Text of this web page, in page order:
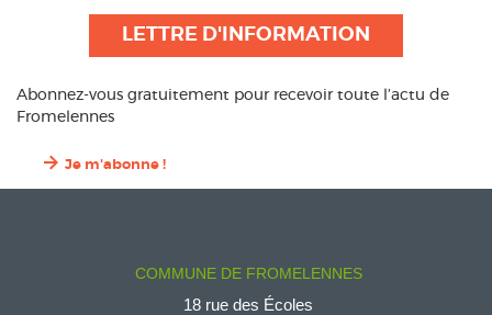
LETTRE D'INFORMATION
Abonnez-vous gratuitement pour recevoir toute l’actu de
Fromelennes
Je m'abonne !
COMMUNE DE FROMELENNES
18 rue des Écoles